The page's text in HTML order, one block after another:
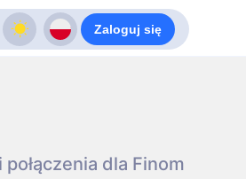
Zaloguj się
dla Finom